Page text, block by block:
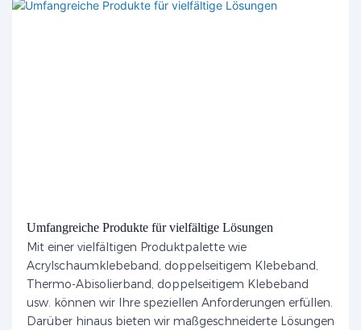
Umfangreiche Produkte für vielfältige Lösungen
Mit einer vielfältigen Produktpalette wie
Acrylschaumklebeband, doppelseitigem Klebeband,
Thermo-Abisolierband, doppelseitigem Klebeband
usw. können wir Ihre speziellen Anforderungen erfüllen.
Darüber hinaus bieten wir maßgeschneiderte Lösungen